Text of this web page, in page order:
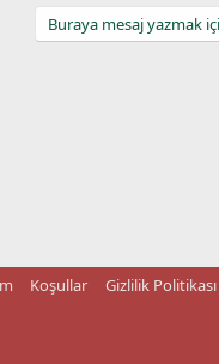
Buraya mesaj yazmak
Koşullar Gizlilik Politikası